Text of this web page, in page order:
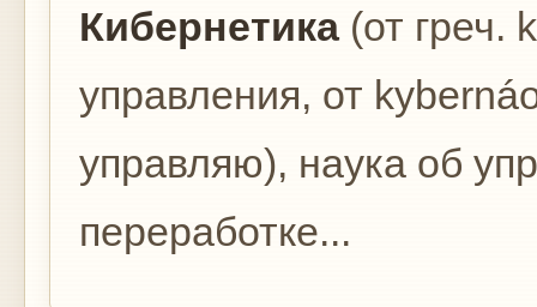
Кибернетика(от греч.
управления, от
управляю), наука об
переработке...